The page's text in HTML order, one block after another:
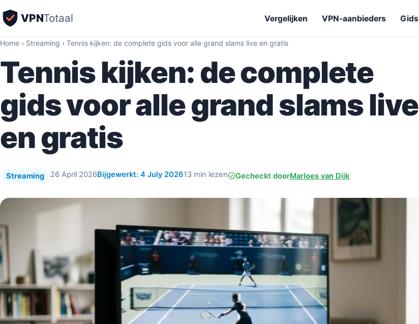
VPNTotaal Vergelijken VPN-aanbieders Gids
Home › Streaming › Tennis kijken: de complete gids voor alle grand slams live en gratis
Tennis kijken: de complete
gids voor alle grand slams live
en gratis
Streaming 26 April 2026Bijgewerkt: 4 July 202613 min lezen Gecheckt doorMarloes van Dijk